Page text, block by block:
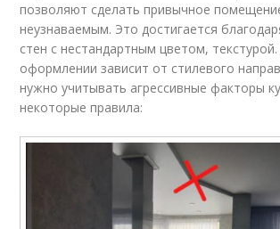
позволяют сделать привычное
неузнаваемым. Это достигается
стен с нестандартным цветом,
оформлении зависит от стилевого
нужно учитывать агрессивные факторы
некоторые правила: